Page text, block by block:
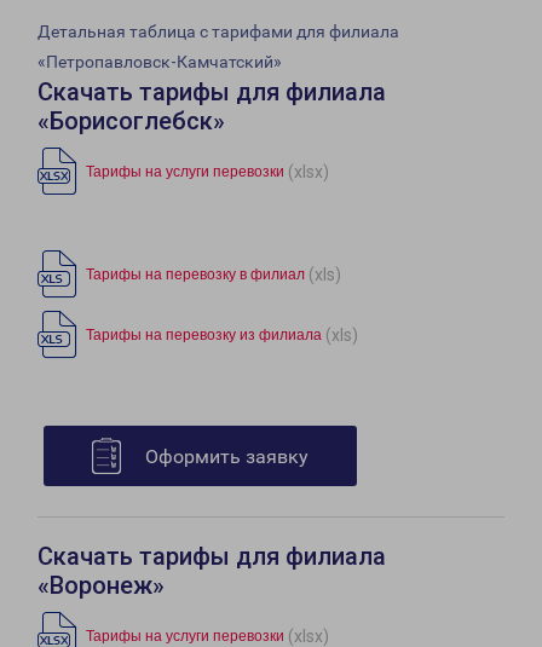
Детальная таблица с тарифами для филиала
«Петропавловск-Камчатский»
Скачать тарифы для филиала
«Борисоглебск»
Тарифы на услуги перевозки (xlsx)
Тарифы на перевозку в филиал (xls)
Тарифы на перевозку из филиала (xls)
Оформить заявку
Скачать тарифы для филиала
«Воронеж»
Тарифы на услуги перевозки (xlsx)